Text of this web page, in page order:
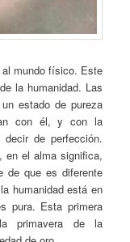
mundo físico. Este
la humanidad. Las
estado de pureza
con él, y con la
de perfección.
en el alma significa,
de que es diferente
humanidad está en
pura. Esta primera
primavera de la